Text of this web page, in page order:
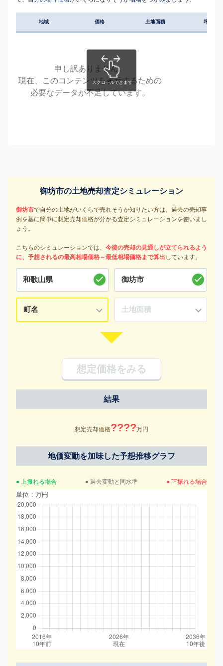
地域 価格 土地面積 坪単価
申し訳ありません。
現在、このコンテンツを表示するための
必要なデータが不足しています。
御坊市の土地売却査定シミュレーション
御坊市で自分の土地がいくらで売れそうか知りたい方は、過去の売却事
例を基に簡単に想定売却価格が分かる査定シミュレーションを使いまし
ょう。
こちらのシミュレーションでは、 今後の売却の見通しが立てられるよう
に、予想されるの最高相場価格～最低相場価格まで算出 しています。
想定価格をみる
結果
想定売却価格????万円
地価変動を加味した予想推移グラフ
● 上振れる場合 ● 過去変動と同水準 ● 下振れる場合
単位：万円